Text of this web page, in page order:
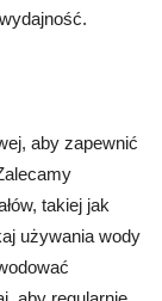
aby zapewnić
takiej jak
używania wody